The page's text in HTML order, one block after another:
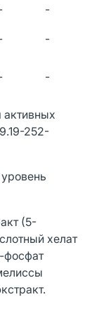
-
-
-
активных
252-
(5-
хелат
фосфат